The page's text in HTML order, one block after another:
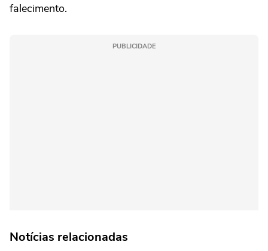
falecimento.
PUBLICIDADE
Notícias relacionadas